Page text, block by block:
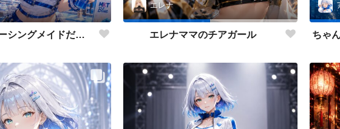
アストラのレーシングメイドだよ💕
エレナ
エレナママのチアガール